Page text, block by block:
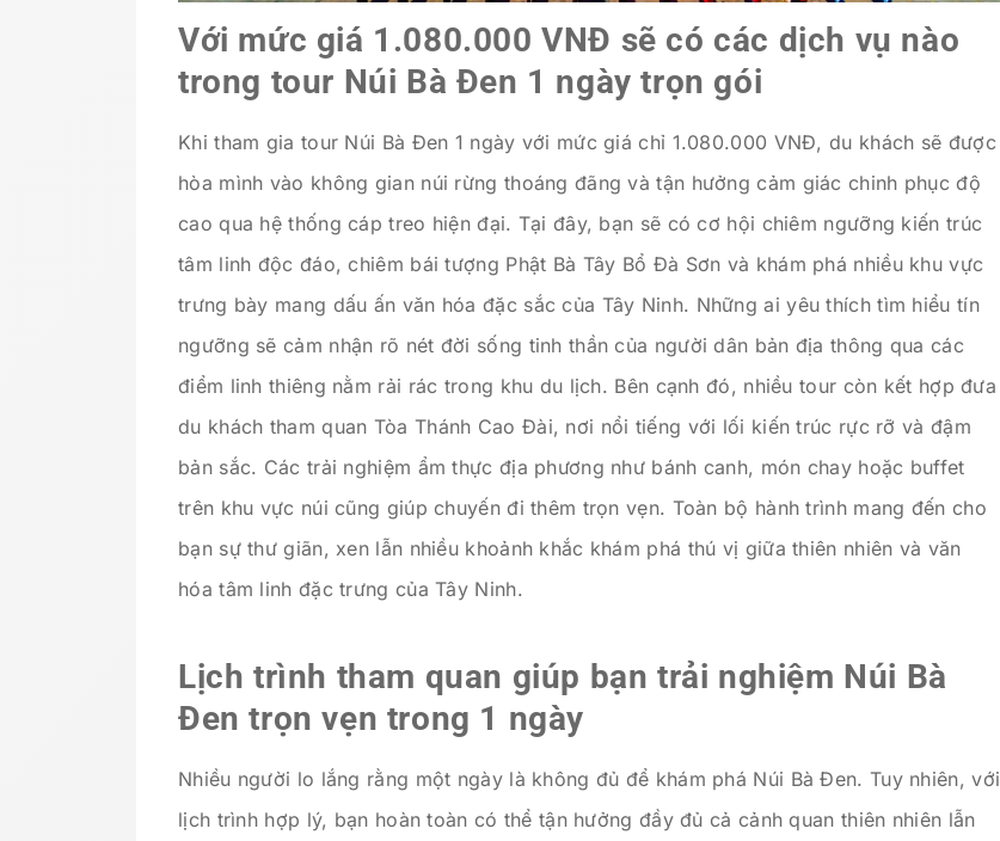
Với mức giá 1.080.000 VNĐ sẽ có các dịch vụ nào
trong tour Núi Bà Đen 1 ngày trọn gói
Khi tham gia tour Núi Bà Đen 1 ngày với mức giá chỉ 1.080.000 VNĐ, du khách sẽ được
hòa mình vào không gian núi rừng thoáng đãng và tận hưởng cảm giác chinh phục độ
cao qua hệ thống cáp treo hiện đại. Tại đây, bạn sẽ có cơ hội chiêm ngưỡng kiến trúc
tâm linh độc đáo, chiêm bái tượng Phật Bà Tây Bổ Đà Sơn và khám phá nhiều khu vực
trưng bày mang dấu ấn văn hóa đặc sắc của Tây Ninh. Những ai yêu thích tìm hiểu tín
ngưỡng sẽ cảm nhận rõ nét đời sống tinh thần của người dân bản địa thông qua các
điểm linh thiêng nằm rải rác trong khu du lịch. Bên cạnh đó, nhiều tour còn kết hợp đưa
du khách tham quan Tòa Thánh Cao Đài, nơi nổi tiếng với lối kiến trúc rực rỡ và đậm
bản sắc. Các trải nghiệm ẩm thực địa phương như bánh canh, món chay hoặc buffet
trên khu vực núi cũng giúp chuyến đi thêm trọn vẹn. Toàn bộ hành trình mang đến cho
bạn sự thư giãn, xen lẫn nhiều khoảnh khắc khám phá thú vị giữa thiên nhiên và văn
hóa tâm linh đặc trưng của Tây Ninh.
Lịch trình tham quan giúp bạn trải nghiệm Núi Bà
Đen trọn vẹn trong 1 ngày
Nhiều người lo lắng rằng một ngày là không đủ để khám phá Núi Bà Đen. Tuy nhiên, với
lịch trình hợp lý, bạn hoàn toàn có thể tận hưởng đầy đủ cả cảnh quan thiên nhiên lẫn